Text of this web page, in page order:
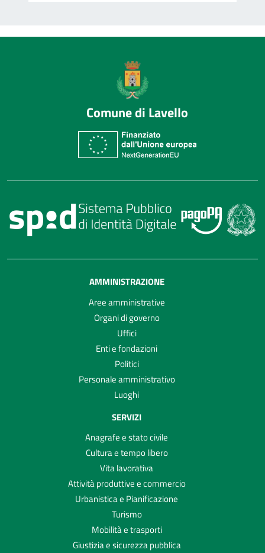
Comune di Lavello
AMMINISTRAZIONE
Aree amministrative
Organi di governo
Uffici
Enti e fondazioni
Politici
Personale amministrativo
Luoghi
SERVIZI
Anagrafe e stato civile
Cultura e tempo libero
Vita lavorativa
Attività produttive e commercio
Urbanistica e Pianificazione
Turismo
Mobilità e trasporti
Giustizia e sicurezza pubblica